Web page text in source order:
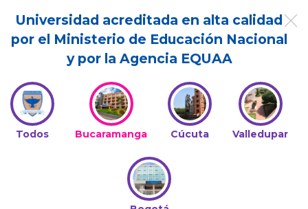
Universidad acreditada en alta calidad
por el Ministerio de Educación Nacional
y por la Agencia EQUAA
Todos Bucaramanga Cúcuta Valledupar